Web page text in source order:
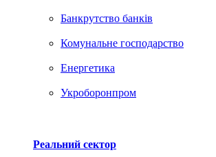
Банкрутство банків
Комунальне господарство
Енергетика
Укроборонпром
Реальний сектор